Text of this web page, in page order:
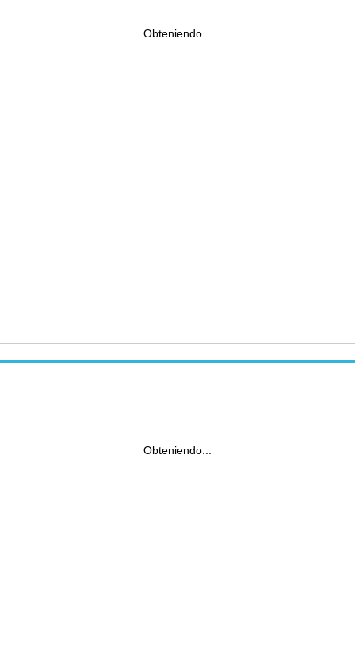
Obteniendo...
Obteniendo...